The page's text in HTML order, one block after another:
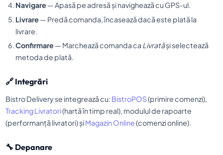
Navigare — Apasă pe adresă și navighează cu GPS-ul.
Livrare — Predă comanda, încasează dacă este plată la
livrare.
Confirmare — Marchează comanda ca Livratăși selectează
metoda de plată.
🔗 Integrări
Bistro Delivery se integrează cu: BistroPOS(primire comenzi),
Tracking Livratori(hartă în timp real), modulul de rapoarte
(performanță livratori) șiMagazin Online(comenzi online).
🔧 Depanare